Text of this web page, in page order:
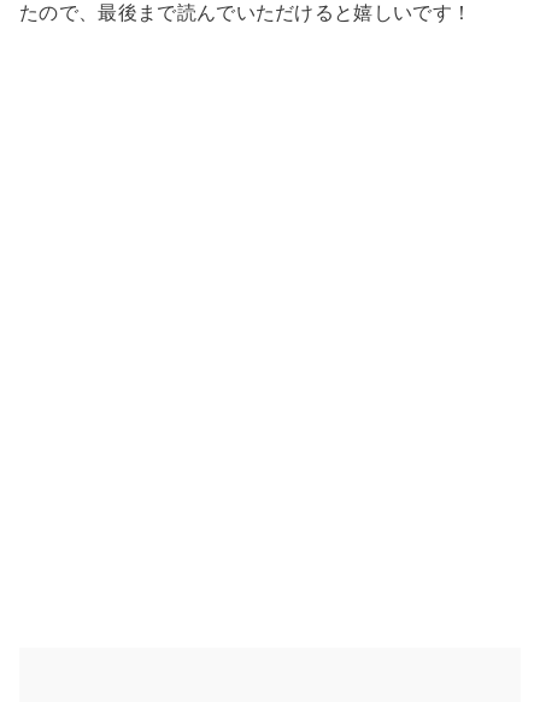
たので、最後まで読んでいただけると嬉しいです！